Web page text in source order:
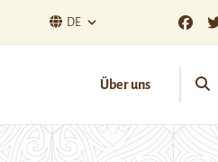
DE
Über uns